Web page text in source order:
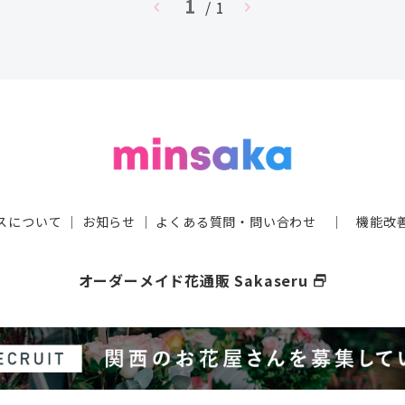
chevron_left 1 / 1 chevron_right
について ｜ お知らせ ｜ よくある質問・問い合わせ ｜機能改
オーダーメイド花通販 Sakaseru select_window